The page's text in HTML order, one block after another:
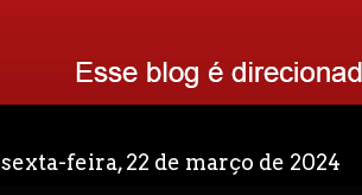
sexta-feira, 22 de março de 2024